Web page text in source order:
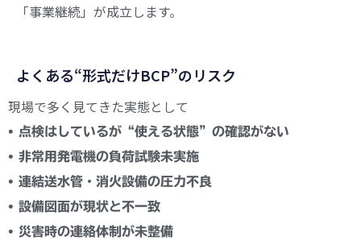
「事業継続」が成立します。
よくある“形式だけBCP”のリスク
現場で多く見てきた実態として
• 点検はしているが“使える状態”の確認がない
• 非常用発電機の負荷試験未実施
• 連結送水管・消火設備の圧力不良
• 設備図面が現状と不一致
• 災害時の連絡体制が未整備